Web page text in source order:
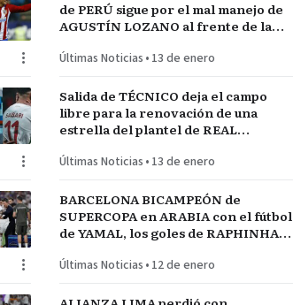
de PERÚ sigue por el mal manejo de
AGUSTÍN LOZANO al frente de la
Últimas Noticias • 13 de enero
Salida de TÉCNICO deja el campo
libre para la renovación de una
estrella del plantel de REAL
Últimas Noticias • 13 de enero
BARCELONA BICAMPEÓN de
SUPERCOPA en ARABIA con el fútbol
de YAMAL, los goles de RAPHINHA y
Últimas Noticias • 12 de enero